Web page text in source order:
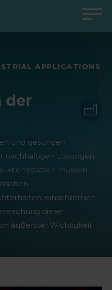
APPLICATIONS
der
und gesunden
nachhaltigen Lösungen
müssen
einschließlich
dieser
äußerster Wichtigkeit.